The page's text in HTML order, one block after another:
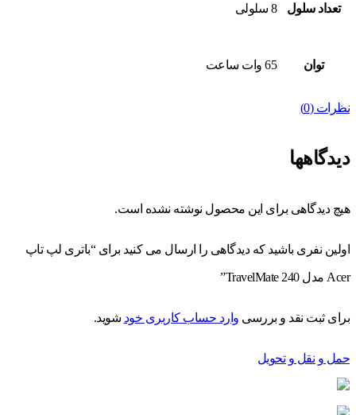
تعداد سلول 8 سلولی
توان 65 وات ساعت
نظرات (0)
دیدگاهها
هیچ دیدگاهی برای این محصول نوشته نشده است.
اولین نفری باشید که دیدگاهی را ارسال می کنید برای “باتری لپ تاپ
Acer مدل TravelMate 240”
برای ثبت نقد و بررسی وارد حساب کاربری خود شوید.
حمل و نقل و تحویل